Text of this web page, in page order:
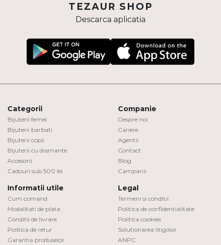
TEZAUR SHOP
Descarca aplicatia
Categorii
Bijuterii femei
Bijuterii barbati
Bijuterii copii
Bijuterii cu diamante
Accesorii
Cadouri sub 500 lei
Companie
Despre noi
Cariere
Agentii
Contact
Blog
Campanii
Informatii utile
Cum comand
Modalitati de plata
Conditii de livrare
Politica de retur
Garantia produselor
Legal
Termeni si conditii
Politica de confidentialitate
Politica cookies
Solutionarea litigiilor
ANPC